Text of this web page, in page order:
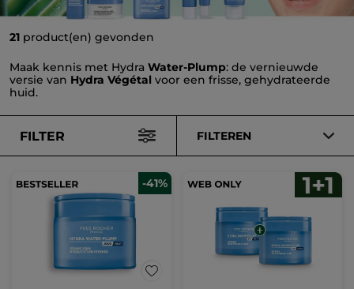
21 product(en) gevonden
Maak kennis met Hydra Water-Plump: de vernieuwde
versie van Hydra Végétal voor een frisse, gehydrateerde
huid.
FILTER FILTEREN
-41%